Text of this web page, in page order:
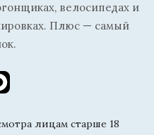
велосипедах и
Плюс — самый
лицам старше 18